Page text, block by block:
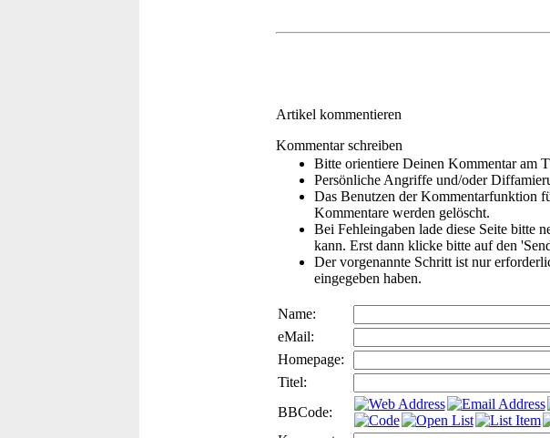
Artikel kommentieren
Kommentar schreiben
Bitte orientiere Deinen Kommentar am
Persönliche Angriffe und/oder
Das Benutzen der Kommentarfunktion
Kommentare werden gelöscht.
Bei Fehleingaben lade diese Seite bitte
kann. Erst dann klicke bitte auf den
Der vorgenannte Schritt ist nur
eingegeben haben.
Name:
eMail:
Homepage:
Titel:
BBCode: